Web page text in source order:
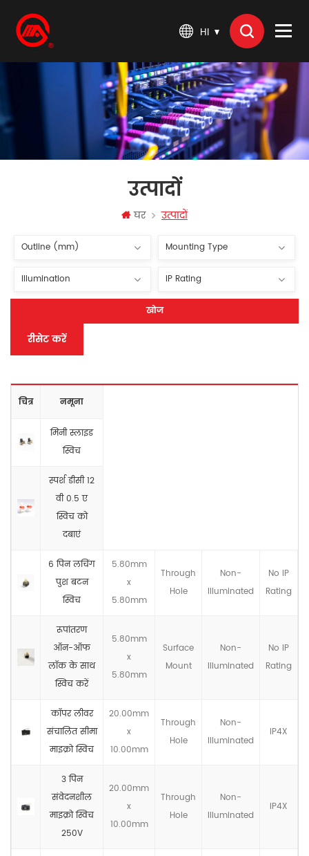
HI
उत्पादों
घर उत्पादों
खोज
रीसेट करें
चित्र नमूना
मिनी स्लाइड
स्विच
स्पर्श डीसी 12
वी 0.5 ए
स्विच को
दबाएं
6 पिन लचिंग
पुश बटन
स्विच
5.80mm
x
5.80mm
Through
Hole
Non-
llluminated
No IP
Rating
रूपांतरण
ऑन-ऑफ
लॉक के साथ
स्विच करें
5.80mm
x
5.80mm
Surface
Mount
Non-
llluminated
No IP
Rating
कॉपर लीवर
संचालित सीमा
माइक्रो स्विच
20.00mm
x
10.00mm
Through
Hole
Non-
llluminated
IP4X
3 पिन
संवेदनशील
माइक्रो स्विच
250V
20.00mm
x
10.00mm
Through
Hole
Non-
llluminated
IP4X